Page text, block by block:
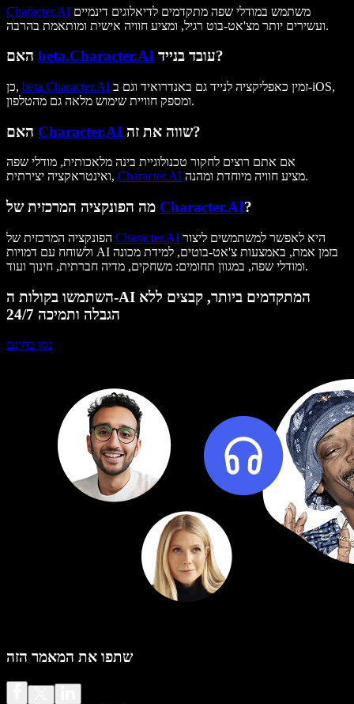
Character.AI
ועשירים יותר מצ'אט-בוט רגיל, ומציע חוויה אישית ומותאמת בהרבה.
beta.Character.AI עובד בנייד?
כן, beta.Character.AI
ומספק חוויית שימוש מלאה גם מהטלפון.
Character.AI שווה את זה?
אם אתם רוצים לחקור טכנולוגיית בינה מלאכותית, מודלי שפה
ואינטראקציה יצירתית, Character.AI מציע חוויה מיוחדת ומהנה.
Character.AI?
Character.AI
ולשוחח עם דמויות AI בזמן אמת, באמצעות צ'אט-בוטים, למידת מכונה
ומודלי שפה, במגוון תחומים: משחקים, מדיה חברתית, חינוך ועוד.
השתמשו בקולות ה-AI המתקדמים ביותר, קבצים ללא
הגבלה ותמיכה 24/7
נסו בחינם
שתפו את המאמר הזה